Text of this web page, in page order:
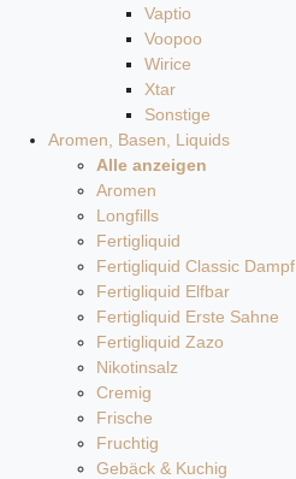
Vaptio
Voopoo
Wirice
Xtar
Sonstige
Aromen, Basen, Liquids
Alle anzeigen
Aromen
Longfills
Fertigliquid
Fertigliquid Classic Dampf
Fertigliquid Elfbar
Fertigliquid Erste Sahne
Fertigliquid Zazo
Nikotinsalz
Cremig
Frische
Fruchtig
Gebäck & Kuchig